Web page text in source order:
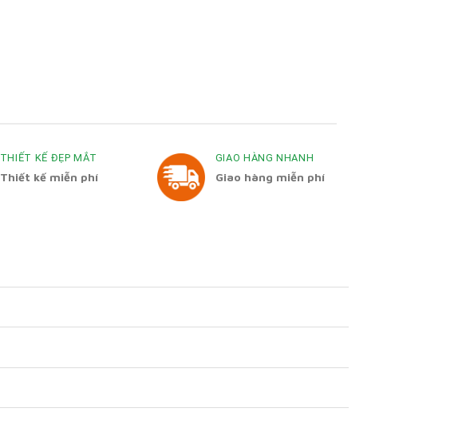
THIẾT KẾ ĐẸP MẮT
Thiết kế miễn phí
GIAO HÀNG NHANH
Giao hàng miễn phí